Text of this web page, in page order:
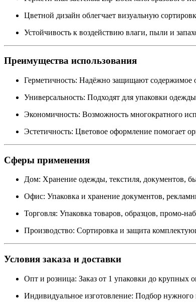
Цветной дизайн облегчает визуальную
Устойчивость к воздействию влаги, пыли и
Преимущества использования
Герметичность: Надёжно защищают содержимое
Универсальность: Подходят для упаковки
Экономичность: Возможность многократного
Эстетичность: Цветовое оформление помогает
Сферы применения
Дом: Хранение одежды, текстиля, документов,
Офис: Упаковка и хранение документов,
Торговля: Упаковка товаров, образцов, промо-
Производство: Сортировка и защита
Условия заказа и доставки
Опт и розница: Заказ от 1 упаковки до крупных
Индивидуальное изготовление: Подбор